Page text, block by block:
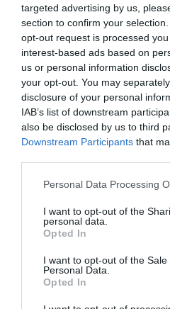
targeted advertising by us,
section to confirm your
opt-out request is processed
interest-based ads based on
us or personal information
your opt-out. You may
disclosure of your personal
IAB’s list of downstream
also be disclosed by us to third
Downstream Participants that
Personal Data Processing
I want to opt-out of the
personal data.
Opted In
I want to opt-out of the Sale
Personal Data.
Opted In
relevable (
dessus), ne
droit, rangée
devant …les
Pour votre
personnes
enceintes ne
comme PMR,
physiques le
Autrement, ils
clients
PMR.
en cabine (